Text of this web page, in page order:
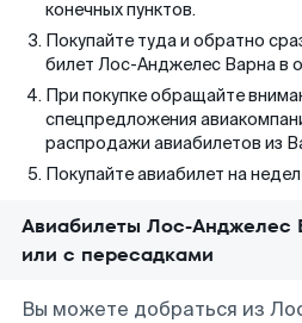
конечных пунктов.
Покупайте туда и обратно
билет Лос-Анджелес Варна в
При покупке обращайте
спецпредложения
распродажи авиабилетов из
Покупайте авиабилет на
Авиабилеты Лос-Анджелес
или с пересадками
Вы можете добраться из